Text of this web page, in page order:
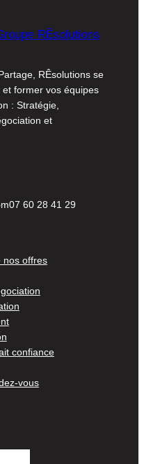
RÊsolutions
RÊsolutions se
former vos équipes
: Stratégie,
et
07 60 28 41 29
nos offres
confiance
vous